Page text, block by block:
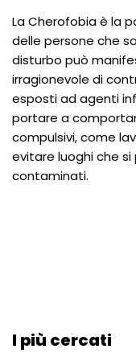
La Cherofobia è la
delle persone che
disturbo può
irragionevole di
esposti ad agenti
portare a
compulsivi, come
evitare luoghi che
contaminati.
I più cercati